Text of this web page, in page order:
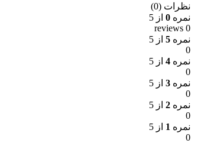
نظرات (0)
نمره 0 از 5
0 reviews
نمره 5 از 5
0
نمره 4 از 5
0
نمره 3 از 5
0
نمره 2 از 5
0
نمره 1 از 5
0